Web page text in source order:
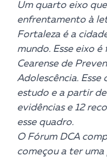
Um quarto eixo
enfrentamento à
Fortaleza é a
mundo. Esse eixo
Cearense de
Adolescência. Esse
estudo e a partir
evidências e 12
esse quadro.
O Fórum DCA
começou a ter